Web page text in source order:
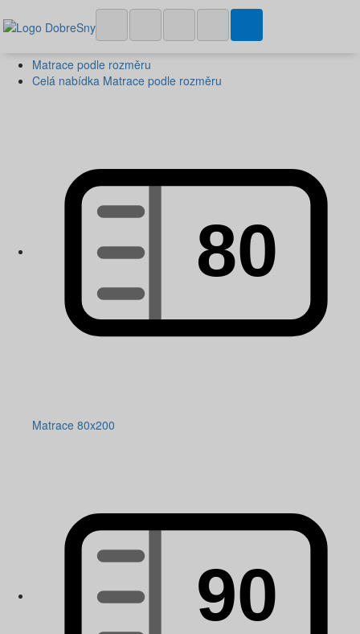
Matrace podle rozměru
Celá nabídka Matrace podle rozměru
Matrace 80x200